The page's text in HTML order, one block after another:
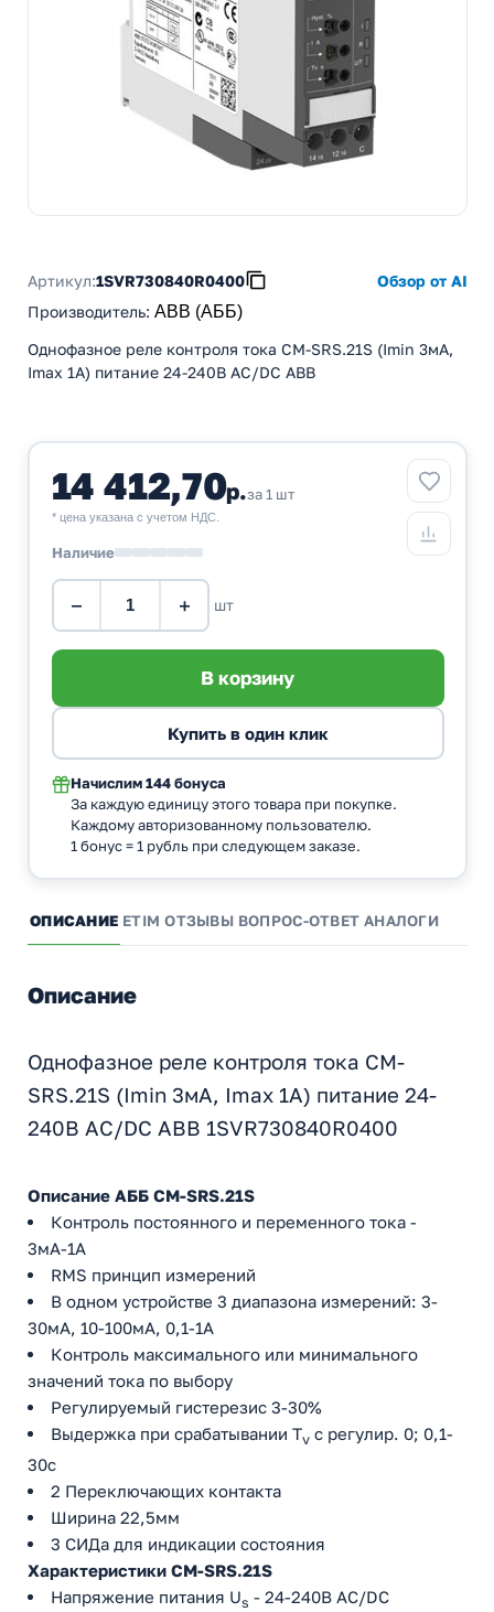
Артикул:1SVR730840R0400
Обзор от AI
Производитель: ABB (АББ)
Однофазное реле контроля тока CM-SRS.21S (Imin 3мА,
Imax 1A) питание 24-240В AC/DC ABB
14 412,70р.за 1 шт
* цена указана с учетом НДС.
Наличие
− + шт
Начислим 144 бонуса
За каждую единицу этого товара при покупке.
Каждому авторизованному пользователю.
1 бонус = 1 рубль при следующем заказе.
ОПИСАНИЕ ETIM ОТЗЫВЫ ВОПРОС-ОТВЕТ АНАЛОГИ
Описание
Однофазное реле контроля тока CM-
SRS.21S (Imin 3мА, Imax 1A) питание 24-
240В AC/DC ABB 1SVR730840R0400
Описание АББ CM-SRS.21S
Контроль постоянного и переменного тока -
3мА-1А
RMS принцип измерений
В одном устройстве 3 диапазона измерений: 3-
30мА, 10-100мA, 0,1-1A
Контроль максимального или минимального
значений тока по выбору
Регулируемый гистерезис 3-30%
Выдержка при срабатывании Tv с регулир. 0; 0,1-
30с
2 Переключающих контакта
Ширина 22,5мм
3 СИДа для индикации состояния
Характеристики CM-SRS.21S
Напряжение питания Us - 24-240В AC/DC